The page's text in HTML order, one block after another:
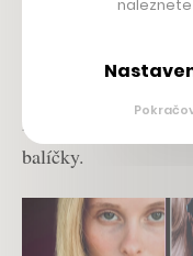
,
doprovodných
měsíčně. Dětem jsou
balíčky.